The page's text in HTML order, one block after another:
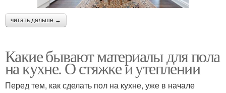
читать дальше →
Какие бывают материалы для пола
на кухне. О стяжке и утеплении
Перед тем, как сделать пол на кухне, уже в начале